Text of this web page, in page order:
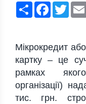
ПоширитиFacebook
Мікрокредит
картку – це
рамках
організації)
тис. грн.